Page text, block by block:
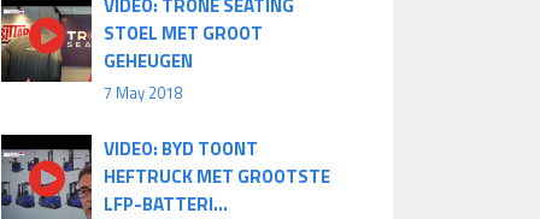
VIDEO: TRÔNE SEATING
STOEL MET GROOT
GEHEUGEN
7 May 2018
VIDEO: BYD TOONT
HEFTRUCK MET GROOTSTE
LFP-BATTERI...